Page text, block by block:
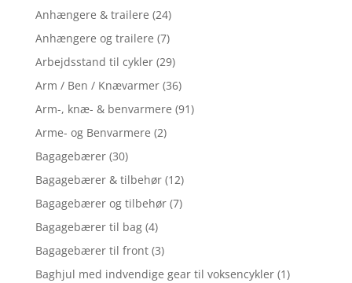
Anhængere & trailere (24)
Anhængere og trailere (7)
Arbejdsstand til cykler (29)
Arm / Ben / Knævarmer (36)
Arm-, knæ- & benvarmere (91)
Arme- og Benvarmere (2)
Bagagebærer (30)
Bagagebærer & tilbehør (12)
Bagagebærer og tilbehør (7)
Bagagebærer til bag (4)
Bagagebærer til front (3)
Baghjul med indvendige gear til voksencykler (1)